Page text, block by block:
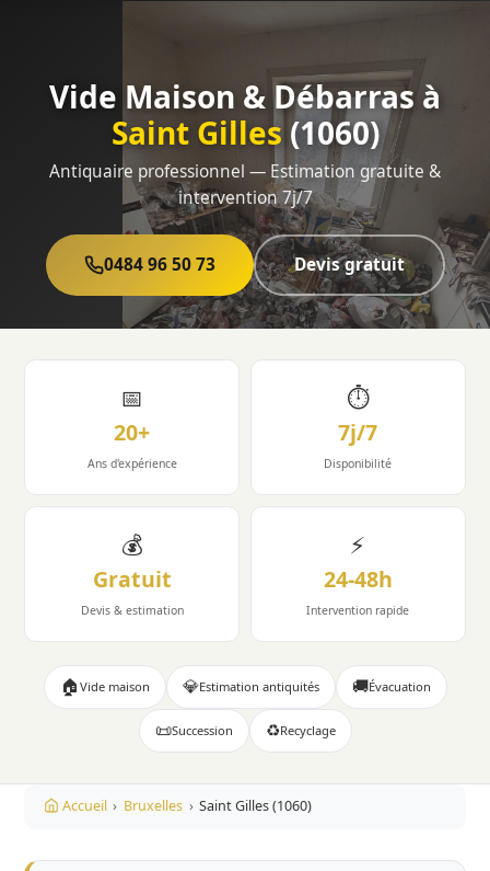
Vide Maison & Débarras à
Saint Gilles (1060)
Antiquaire professionnel — Estimation gratuite &
intervention 7j/7
0484 96 50 73 Devis gratuit
📅
20+
Ans d'expérience
⏱
7j/7
Disponibilité
💰
Gratuit
Devis & estimation
⚡
24-48h
Intervention rapide
🏠 Vide maison 💎Estimation antiquités 🚚Évacuation
📜Succession ♻️Recyclage
Accueil › Bruxelles › Saint Gilles (1060)